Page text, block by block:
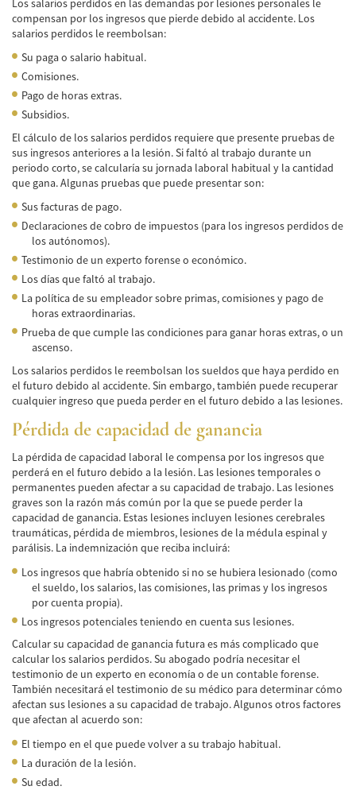
Lesiones en los Accidentes Peatonales
Accidentes de Automóvil
Accidentes de Autobuses Turísticos
Accidente de Bicicleta
Accidentes de Camiones
Accidentes de Limusina
Accidentes de Motocicleta
Accidentes de Tren y Metro
Cómo Presentar una Demanda de Muerte
por Negligencia
Construyendo su Caso
Demanda de Muerte por Negligencia
Estatuto de Limitaciones
Negligencia Médica
Bicycle Accident
Bicycle Accident Causes
Common Injuries
Types of Compensation
Los salarios perdidos en las demandas por lesiones personales le
compensan por los ingresos que pierde debido al accidente. Los
salarios perdidos le reembolsan:
Su paga o salario habitual.
Comisiones.
Pago de horas extras.
Subsidios.
El cálculo de los salarios perdidos requiere que presente pruebas de
sus ingresos anteriores a la lesión. Si faltó al trabajo durante un
periodo corto, se calcularía su jornada laboral habitual y la cantidad
que gana. Algunas pruebas que puede presentar son:
Sus facturas de pago.
Declaraciones de cobro de impuestos (para los ingresos perdidos de
los autónomos).
Testimonio de un experto forense o económico.
Los días que faltó al trabajo.
La política de su empleador sobre primas, comisiones y pago de
horas extraordinarias.
Prueba de que cumple las condiciones para ganar horas extras, o un
ascenso.
Los salarios perdidos le reembolsan los sueldos que haya perdido en
el futuro debido al accidente. Sin embargo, también puede recuperar
cualquier ingreso que pueda perder en el futuro debido a las lesiones.
Pérdida de capacidad de ganancia
La pérdida de capacidad laboral le compensa por los ingresos que
perderá en el futuro debido a la lesión. Las lesiones temporales o
permanentes pueden afectar a su capacidad de trabajo. Las lesiones
graves son la razón más común por la que se puede perder la
capacidad de ganancia. Estas lesiones incluyen lesiones cerebrales
traumáticas, pérdida de miembros, lesiones de la médula espinal y
parálisis. La indemnización que reciba incluirá:
Los ingresos que habría obtenido si no se hubiera lesionado (como
el sueldo, los salarios, las comisiones, las primas y los ingresos
por cuenta propia).
Los ingresos potenciales teniendo en cuenta sus lesiones.
Calcular su capacidad de ganancia futura es más complicado que
calcular los salarios perdidos. Su abogado podría necesitar el
testimonio de un experto en economía o de un contable forense.
También necesitará el testimonio de su médico para determinar cómo
afectan sus lesiones a su capacidad de trabajo. Algunos otros factores
que afectan al acuerdo son:
El tiempo en el que puede volver a su trabajo habitual.
La duración de la lesión.
Su edad.